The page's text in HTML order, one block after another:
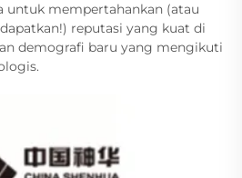
untuk mempertahankan (atau
reputasi yang kuat di
demografi baru yang mengikuti